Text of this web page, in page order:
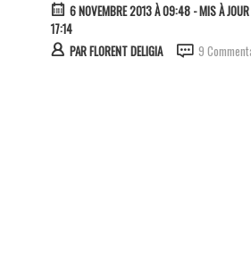
6 NOVEMBRE 2013 À 09:48- MIS À
17:14
PARFLORENT DELIGIA 9